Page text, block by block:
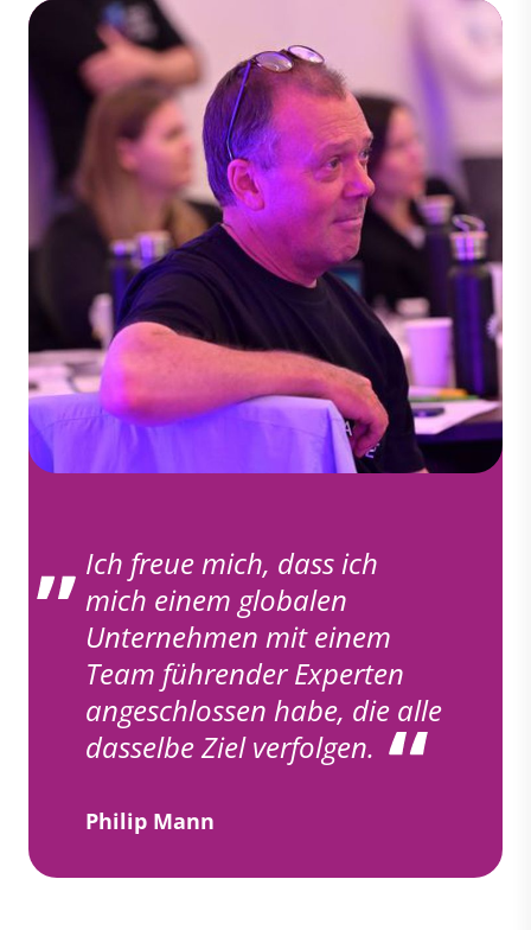
Ich freue mich, dass ich
mich einem globalen
Unternehmen mit einem
Team führender Experten
angeschlossen habe, die alle
dasselbe Ziel verfolgen.
Philip Mann